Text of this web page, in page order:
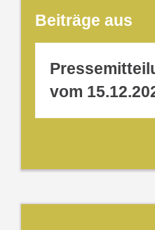
Beiträge aus
vom